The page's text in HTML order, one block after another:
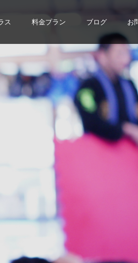
ス 料金プラン ブログ お